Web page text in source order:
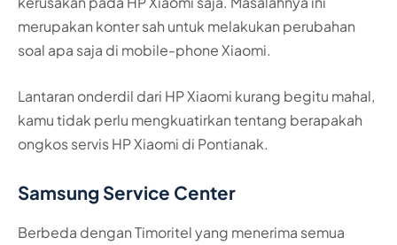
merupakan konter sah untuk melakukan perubahan
soal apa saja di mobile-phone Xiaomi.
Lantaran onderdil dari HP Xiaomi kurang begitu mahal,
kamu tidak perlu mengkuatirkan tentang berapakah
ongkos servis HP Xiaomi di Pontianak.
Samsung Service Center
Berbeda dengan Timoritel yang menerima semua